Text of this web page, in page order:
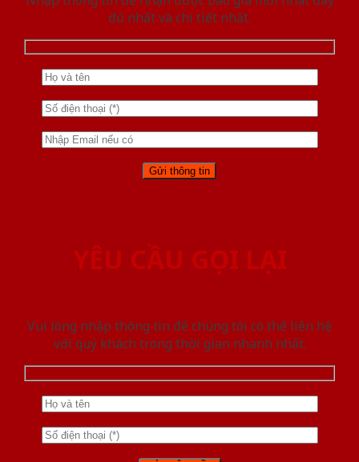
đủ nhất và chi tiết nhất.
YÊU CẦU GỌI LẠI
Vui lòng nhập thông tin để chúng tôi có thể liên hệ
với quý khách trong thời gian nhanh nhất.